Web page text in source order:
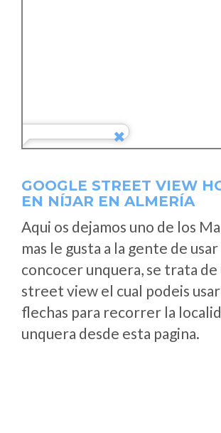
GOOGLE STREET VIEW
EN NÍJAR EN ALMERÍA
Aqui os dejamos uno de los
mas le gusta a la gente de usar
concocer unquera, se trata de
street view el cual podeis
flechas para recorrer la
unquera desde esta pagina.